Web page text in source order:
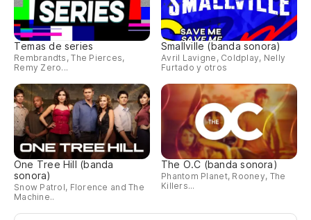
Temas de series
Rembrandts, The Pierces,
Remy Zero...
Smallville (banda sonora)
Avril Lavigne, Coldplay, Nelly
Furtado y otros
One Tree Hill (banda
sonora)
Snow Patrol, Florence and The
Machine..
The O.C (banda sonora)
Phantom Planet, Rooney, The
Killers...